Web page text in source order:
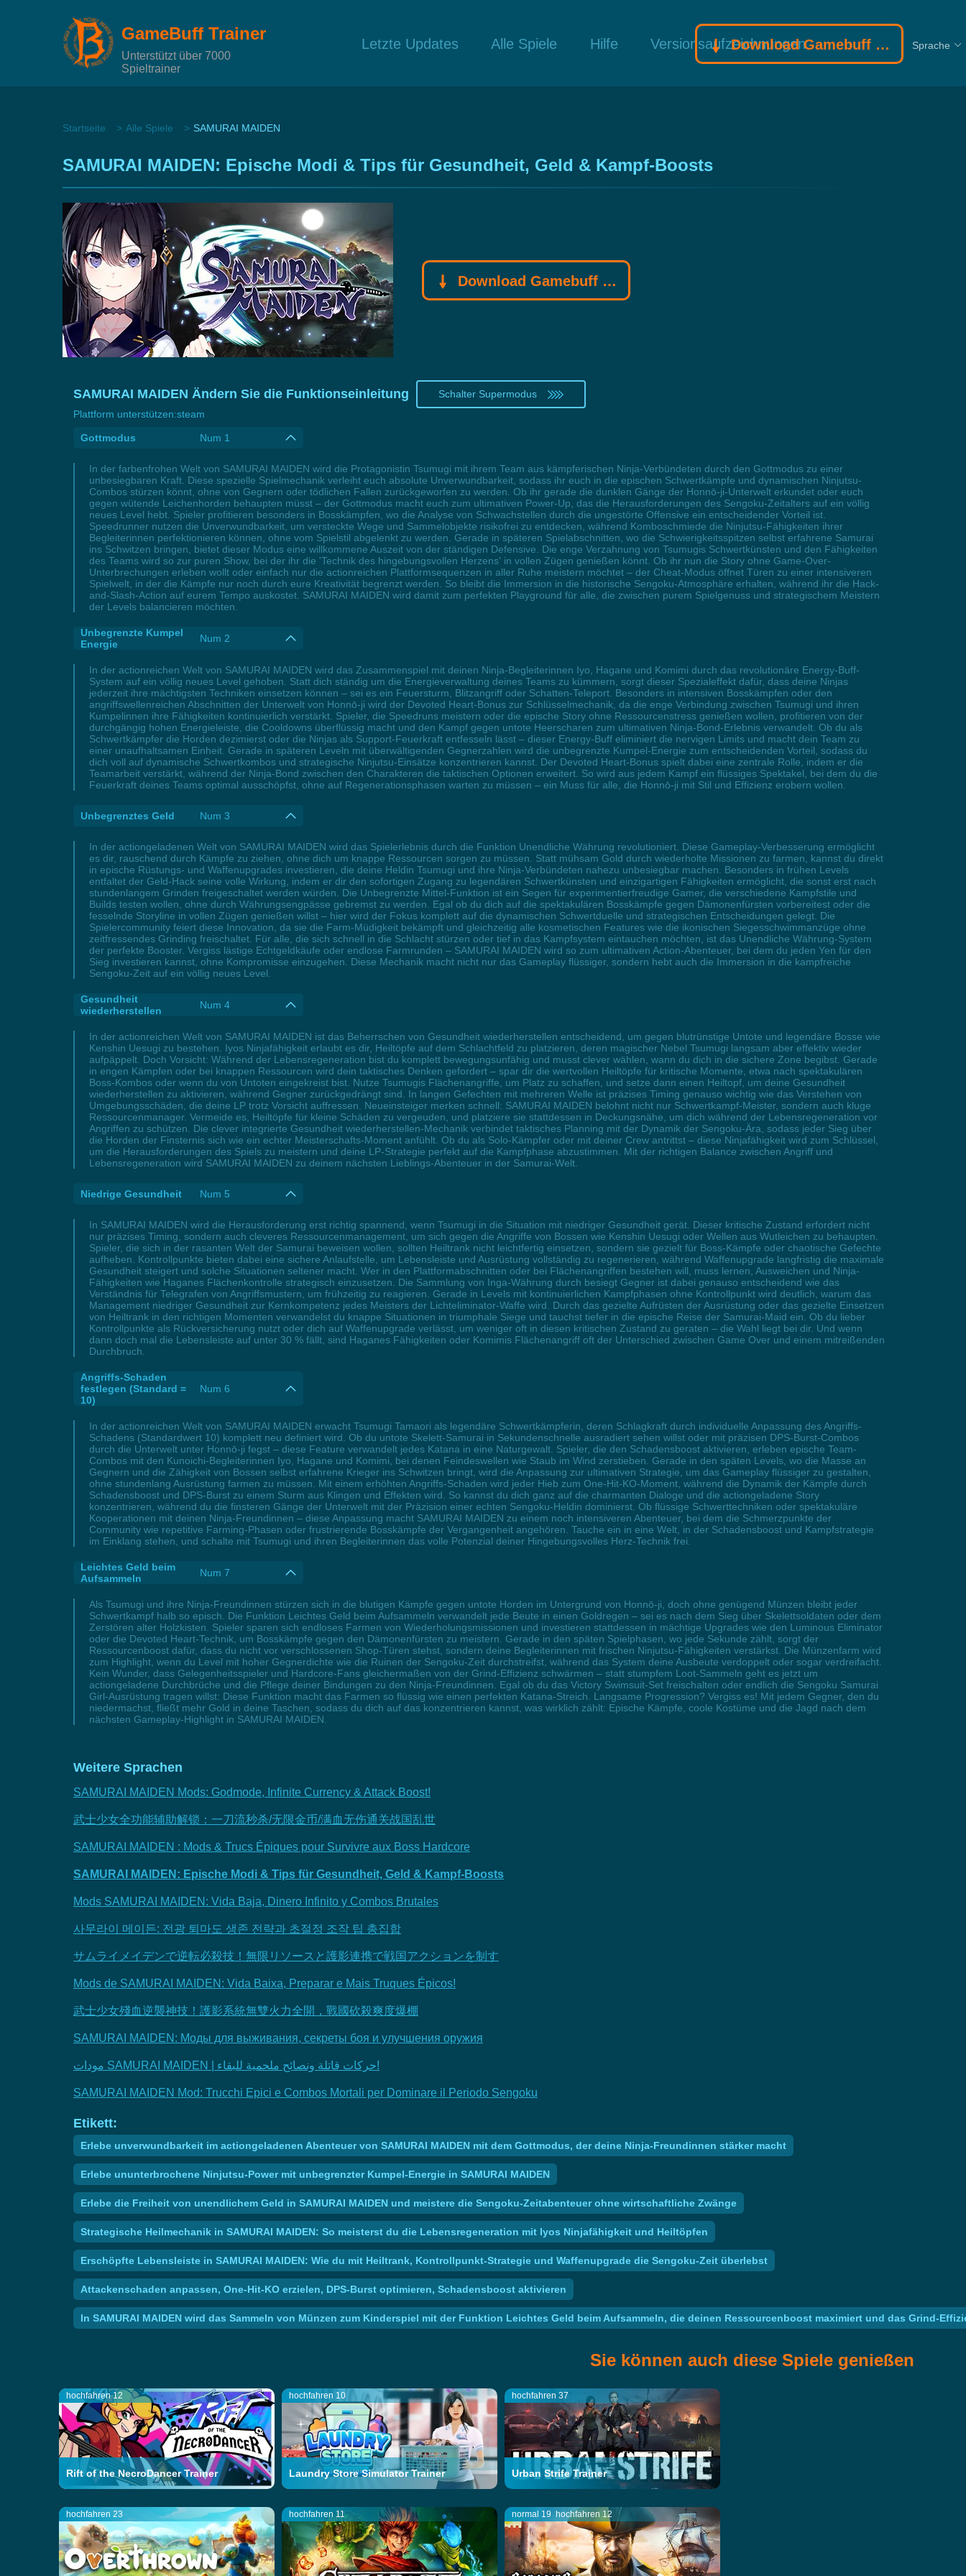
GameBuff Trainer
Unterstützt über 7000
Spieltrainer
Letzte Updates Alle Spiele Hilfe Versionsaufzeichnungen
Download Gamebuff Trainer Sprache
Startseite Alle Spiele SAMURAI MAIDEN
SAMURAI MAIDEN: Epische Modi & Tips für Gesundheit, Geld & Kampf-Boosts
Download Gamebuff Trainer
SAMURAI MAIDEN Ändern Sie die Funktionseinleitung
Schalter Supermodus
Plattform unterstützen:steam
Gottmodus Num 1
In der farbenfrohen Welt von SAMURAI MAIDEN wird die Protagonistin Tsumugi mit ihrem Team aus kämpferischen Ninja-Verbündeten durch den Gottmodus zu einer
unbesiegbaren Kraft. Diese spezielle Spielmechanik verleiht euch absolute Unverwundbarkeit, sodass ihr euch in die epischen Schwertkämpfe und dynamischen Ninjutsu-
Combos stürzen könnt, ohne von Gegnern oder tödlichen Fallen zurückgeworfen zu werden. Ob ihr gerade die dunklen Gänge der Honnō-ji-Unterwelt erkundet oder euch
gegen wütende Leichenhorden behaupten müsst – der Gottmodus macht euch zum ultimativen Power-Up, das die Herausforderungen des Sengoku-Zeitalters auf ein völlig
neues Level hebt. Spieler profitieren besonders in Bosskämpfen, wo die Analyse von Schwachstellen durch die ungestörte Offensive ein entscheidender Vorteil ist.
Speedrunner nutzen die Unverwundbarkeit, um versteckte Wege und Sammelobjekte risikofrei zu entdecken, während Komboschmiede die Ninjutsu-Fähigkeiten ihrer
Begleiterinnen perfektionieren können, ohne vom Spielstil abgelenkt zu werden. Gerade in späteren Spielabschnitten, wo die Schwierigkeitsspitzen selbst erfahrene Samurai
ins Schwitzen bringen, bietet dieser Modus eine willkommene Auszeit von der ständigen Defensive. Die enge Verzahnung von Tsumugis Schwertkünsten und den Fähigkeiten
des Teams wird so zur puren Show, bei der ihr die 'Technik des hingebungsvollen Herzens' in vollen Zügen genießen könnt. Ob ihr nun die Story ohne Game-Over-
Unterbrechungen erleben wollt oder einfach nur die actionreichen Plattformsequenzen in aller Ruhe meistern möchtet – der Cheat-Modus öffnet Türen zu einer intensiveren
Spielwelt, in der die Kämpfe nur noch durch eure Kreativität begrenzt werden. So bleibt die Immersion in die historische Sengoku-Atmosphäre erhalten, während ihr die Hack-
and-Slash-Action auf eurem Tempo auskostet. SAMURAI MAIDEN wird damit zum perfekten Playground für alle, die zwischen purem Spielgenuss und strategischem Meistern
der Levels balancieren möchten.
Unbegrenzte Kumpel
Energie
Num 2
In der actionreichen Welt von SAMURAI MAIDEN wird das Zusammenspiel mit deinen Ninja-Begleiterinnen Iyo, Hagane und Komimi durch das revolutionäre Energy-Buff-
System auf ein völlig neues Level gehoben. Statt dich ständig um die Energieverwaltung deines Teams zu kümmern, sorgt dieser Spezialeffekt dafür, dass deine Ninjas
jederzeit ihre mächtigsten Techniken einsetzen können – sei es ein Feuersturm, Blitzangriff oder Schatten-Teleport. Besonders in intensiven Bosskämpfen oder den
angriffswellenreichen Abschnitten der Unterwelt von Honnō-ji wird der Devoted Heart-Bonus zur Schlüsselmechanik, da die enge Verbindung zwischen Tsumugi und ihren
Kumpelinnen ihre Fähigkeiten kontinuierlich verstärkt. Spieler, die Speedruns meistern oder die epische Story ohne Ressourcenstress genießen wollen, profitieren von der
durchgängig hohen Energieleiste, die Cooldowns überflüssig macht und den Kampf gegen untote Heerscharen zum ultimativen Ninja-Bond-Erlebnis verwandelt. Ob du als
Schwertkämpfer die Horden dezimierst oder die Ninjas als Support-Feuerkraft entfesseln lässt – dieser Energy-Buff eliminiert die nervigen Limits und macht dein Team zu
einer unaufhaltsamen Einheit. Gerade in späteren Leveln mit überwältigenden Gegnerzahlen wird die unbegrenzte Kumpel-Energie zum entscheidenden Vorteil, sodass du
dich voll auf dynamische Schwertkombos und strategische Ninjutsu-Einsätze konzentrieren kannst. Der Devoted Heart-Bonus spielt dabei eine zentrale Rolle, indem er die
Teamarbeit verstärkt, während der Ninja-Bond zwischen den Charakteren die taktischen Optionen erweitert. So wird aus jedem Kampf ein flüssiges Spektakel, bei dem du die
Feuerkraft deines Teams optimal ausschöpfst, ohne auf Regenerationsphasen warten zu müssen – ein Muss für alle, die Honnō-ji mit Stil und Effizienz erobern wollen.
Unbegrenztes Geld Num 3
In der actiongeladenen Welt von SAMURAI MAIDEN wird das Spielerlebnis durch die Funktion Unendliche Währung revolutioniert. Diese Gameplay-Verbesserung ermöglicht
es dir, rauschend durch Kämpfe zu ziehen, ohne dich um knappe Ressourcen sorgen zu müssen. Statt mühsam Gold durch wiederholte Missionen zu farmen, kannst du direkt
in epische Rüstungs- und Waffenupgrades investieren, die deine Heldin Tsumugi und ihre Ninja-Verbündeten nahezu unbesiegbar machen. Besonders in frühen Levels
entfaltet der Geld-Hack seine volle Wirkung, indem er dir den sofortigen Zugang zu legendären Schwertkünsten und einzigartigen Fähigkeiten ermöglicht, die sonst erst nach
stundenlangem Grinden freigeschaltet werden würden. Die Unbegrenzte Mittel-Funktion ist ein Segen für experimentierfreudige Gamer, die verschiedene Kampfstile und
Builds testen wollen, ohne durch Währungsengpässe gebremst zu werden. Egal ob du dich auf die spektakulären Bosskämpfe gegen Dämonenfürsten vorbereitest oder die
fesselnde Storyline in vollen Zügen genießen willst – hier wird der Fokus komplett auf die dynamischen Schwertduelle und strategischen Entscheidungen gelegt. Die
Spielercommunity feiert diese Innovation, da sie die Farm-Müdigkeit bekämpft und gleichzeitig alle kosmetischen Features wie die ikonischen Siegesschwimmanzüge ohne
zeitfressendes Grinding freischaltet. Für alle, die sich schnell in die Schlacht stürzen oder tief in das Kampfsystem eintauchen möchten, ist das Unendliche Währung-System
der perfekte Booster. Vergiss lästige Echtgeldkäufe oder endlose Farmrunden – SAMURAI MAIDEN wird so zum ultimativen Action-Abenteuer, bei dem du jeden Yen für den
Sieg investieren kannst, ohne Kompromisse einzugehen. Diese Mechanik macht nicht nur das Gameplay flüssiger, sondern hebt auch die Immersion in die kampfreiche
Sengoku-Zeit auf ein völlig neues Level.
Gesundheit
wiederherstellen
Num 4
In der actionreichen Welt von SAMURAI MAIDEN ist das Beherrschen von Gesundheit wiederherstellen entscheidend, um gegen blutrünstige Untote und legendäre Bosse wie
Kenshin Uesugi zu bestehen. Iyos Ninjafähigkeit erlaubt es dir, Heiltöpfe auf dem Schlachtfeld zu platzieren, deren magischer Nebel Tsumugi langsam aber effektiv wieder
aufpäppelt. Doch Vorsicht: Während der Lebensregeneration bist du komplett bewegungsunfähig und musst clever wählen, wann du dich in die sichere Zone begibst. Gerade
in engen Kämpfen oder bei knappen Ressourcen wird dein taktisches Denken gefordert – spar dir die wertvollen Heiltöpfe für kritische Momente, etwa nach spektakulären
Boss-Kombos oder wenn du von Untoten eingekreist bist. Nutze Tsumugis Flächenangriffe, um Platz zu schaffen, und setze dann einen Heiltopf, um deine Gesundheit
wiederherstellen zu aktivieren, während Gegner zurückgedrängt sind. In langen Gefechten mit mehreren Welle ist präzises Timing genauso wichtig wie das Verstehen von
Umgebungsschäden, die deine LP trotz Vorsicht auffressen. Neueinsteiger merken schnell: SAMURAI MAIDEN belohnt nicht nur Schwertkampf-Meister, sondern auch kluge
Ressourcenmanager. Vermeide es, Heiltöpfe für kleine Schäden zu vergeuden, und platziere sie stattdessen in Deckungsnähe, um dich während der Lebensregeneration vor
Angriffen zu schützen. Die clever integrierte Gesundheit wiederherstellen-Mechanik verbindet taktisches Planning mit der Dynamik der Sengoku-Ära, sodass jeder Sieg über
die Horden der Finsternis sich wie ein echter Meisterschafts-Moment anfühlt. Ob du als Solo-Kämpfer oder mit deiner Crew antrittst – diese Ninjafähigkeit wird zum Schlüssel,
um die Herausforderungen des Spiels zu meistern und deine LP-Strategie perfekt auf die Kampfphase abzustimmen. Mit der richtigen Balance zwischen Angriff und
Lebensregeneration wird SAMURAI MAIDEN zu deinem nächsten Lieblings-Abenteuer in der Samurai-Welt.
Niedrige Gesundheit Num 5
In SAMURAI MAIDEN wird die Herausforderung erst richtig spannend, wenn Tsumugi in die Situation mit niedriger Gesundheit gerät. Dieser kritische Zustand erfordert nicht
nur präzises Timing, sondern auch cleveres Ressourcenmanagement, um sich gegen die Angriffe von Bossen wie Kenshin Uesugi oder Wellen aus Wutleichen zu behaupten.
Spieler, die sich in der rasanten Welt der Samurai beweisen wollen, sollten Heiltrank nicht leichtfertig einsetzen, sondern sie gezielt für Boss-Kämpfe oder chaotische Gefechte
aufheben. Kontrollpunkte bieten dabei eine sichere Anlaufstelle, um Lebensleiste und Ausrüstung vollständig zu regenerieren, während Waffenupgrade langfristig die maximale
Gesundheit steigert und solche Situationen seltener macht. Wer in den Plattformabschnitten oder bei Flächenangriffen bestehen will, muss lernen, Ausweichen und Ninja-
Fähigkeiten wie Haganes Flächenkontrolle strategisch einzusetzen. Die Sammlung von Inga-Währung durch besiegt Gegner ist dabei genauso entscheidend wie das
Verständnis für Telegrafen von Angriffsmustern, um frühzeitig zu reagieren. Gerade in Levels mit kontinuierlichen Kampfphasen ohne Kontrollpunkt wird deutlich, warum das
Management niedriger Gesundheit zur Kernkompetenz jedes Meisters der Lichteliminator-Waffe wird. Durch das gezielte Aufrüsten der Ausrüstung oder das gezielte Einsetzen
von Heiltrank in den richtigen Momenten verwandelst du knappe Situationen in triumphale Siege und tauchst tiefer in die epische Reise der Samurai-Maid ein. Ob du lieber
Kontrollpunkte als Rückversicherung nutzt oder dich auf Waffenupgrade verlässt, um weniger oft in diesen kritischen Zustand zu geraten – die Wahl liegt bei dir. Und wenn
dann doch mal die Lebensleiste auf unter 30 % fällt, sind Haganes Fähigkeiten oder Komimis Flächenangriff oft der Unterschied zwischen Game Over und einem mitreißenden
Durchbruch.
Angriffs-Schaden
festlegen (Standard =
10)
Num 6
In der actionreichen Welt von SAMURAI MAIDEN erwacht Tsumugi Tamaori als legendäre Schwertkämpferin, deren Schlagkraft durch individuelle Anpassung des Angriffs-
Schadens (Standardwert 10) komplett neu definiert wird. Ob du untote Skelett-Samurai in Sekundenschnelle ausradiert sehen willst oder mit präzisen DPS-Burst-Combos
durch die Unterwelt unter Honnō-ji fegst – diese Feature verwandelt jedes Katana in eine Naturgewalt. Spieler, die den Schadensboost aktivieren, erleben epische Team-
Combos mit den Kunoichi-Begleiterinnen Iyo, Hagane und Komimi, bei denen Feindeswellen wie Staub im Wind zerstieben. Gerade in den späten Levels, wo die Masse an
Gegnern und die Zähigkeit von Bossen selbst erfahrene Krieger ins Schwitzen bringt, wird die Anpassung zur ultimativen Strategie, um das Gameplay flüssiger zu gestalten,
ohne stundenlang Ausrüstung farmen zu müssen. Mit einem erhöhten Angriffs-Schaden wird jeder Hieb zum One-Hit-KO-Moment, während die Dynamik der Kämpfe durch
Schadensboost und DPS-Burst zu einem Sturm aus Klingen und Effekten wird. So kannst du dich ganz auf die charmanten Dialoge und die actiongeladene Story
konzentrieren, während du die finsteren Gänge der Unterwelt mit der Präzision einer echten Sengoku-Heldin dominierst. Ob flüssige Schwerttechniken oder spektakuläre
Kooperationen mit deinen Ninja-Freundinnen – diese Anpassung macht SAMURAI MAIDEN zu einem noch intensiveren Abenteuer, bei dem die Schmerzpunkte der
Community wie repetitive Farming-Phasen oder frustrierende Bosskämpfe der Vergangenheit angehören. Tauche ein in eine Welt, in der Schadensboost und Kampfstrategie
im Einklang stehen, und schalte mit Tsumugi und ihren Begleiterinnen das volle Potenzial deiner Hingebungsvolles Herz-Technik frei.
Leichtes Geld beim
Aufsammeln
Num 7
Als Tsumugi und ihre Ninja-Freundinnen stürzen sich in die blutigen Kämpfe gegen untote Horden im Untergrund von Honnō-ji, doch ohne genügend Münzen bleibt jeder
Schwertkampf halb so episch. Die Funktion Leichtes Geld beim Aufsammeln verwandelt jede Beute in einen Goldregen – sei es nach dem Sieg über Skelettsoldaten oder dem
Zerstören alter Holzkisten. Spieler sparen sich endloses Farmen von Wiederholungsmissionen und investieren stattdessen in mächtige Upgrades wie den Luminous Eliminator
oder die Devoted Heart-Technik, um Bosskämpfe gegen den Dämonenfürsten zu meistern. Gerade in den späten Spielphasen, wo jede Sekunde zählt, sorgt der
Ressourcenboost dafür, dass du nicht vor verschlossenen Shop-Türen stehst, sondern deine Begleiterinnen mit frischen Ninjutsu-Fähigkeiten verstärkst. Die Münzenfarm wird
zum Highlight, wenn du Level mit hoher Gegnerdichte wie die Ruinen der Sengoku-Zeit durchstreifst, während das System deine Ausbeute verdoppelt oder sogar verdreifacht.
Kein Wunder, dass Gelegenheitsspieler und Hardcore-Fans gleichermaßen von der Grind-Effizienz schwärmen – statt stumpfem Loot-Sammeln geht es jetzt um
actiongeladene Durchbrüche und die Pflege deiner Bindungen zu den Ninja-Freundinnen. Egal ob du das Victory Swimsuit-Set freischalten oder endlich die Sengoku Samurai
Girl-Ausrüstung tragen willst: Diese Funktion macht das Farmen so flüssig wie einen perfekten Katana-Streich. Langsame Progression? Vergiss es! Mit jedem Gegner, den du
niedermachst, fließt mehr Gold in deine Taschen, sodass du dich auf das konzentrieren kannst, was wirklich zählt: Epische Kämpfe, coole Kostüme und die Jagd nach dem
nächsten Gameplay-Highlight in SAMURAI MAIDEN.
Weitere Sprachen
SAMURAI MAIDEN Mods: Godmode, Infinite Currency & Attack Boost!
武士少女全功能辅助解锁：一刀流秒杀/无限金币/满血无伤通关战国乱世
SAMURAI MAIDEN : Mods & Trucs Épiques pour Survivre aux Boss Hardcore
SAMURAI MAIDEN: Epische Modi & Tips für Gesundheit, Geld & Kampf-Boosts
Mods SAMURAI MAIDEN: Vida Baja, Dinero Infinito y Combos Brutales
사무라이 메이든: 전광 퇴마도 생존 전략과 초절정 조작 팁 총집합
サムライメイデンで逆転必殺技！無限リソースと護影連携で戦国アクションを制す
Mods de SAMURAI MAIDEN: Vida Baixa, Preparar e Mais Truques Épicos!
武士少女殘血逆襲神技！護影系統無雙火力全開，戰國砍殺爽度爆棚
SAMURAI MAIDEN: Моды для выживания, секреты боя и улучшения оружия
مودات SAMURAI MAIDEN | حركات قاتلة ونصائح ملحمية للبقاء!
SAMURAI MAIDEN Mod: Trucchi Epici e Combos Mortali per Dominare il Periodo Sengoku
Etikett:
Erlebe unverwundbarkeit im actiongeladenen Abenteuer von SAMURAI MAIDEN mit dem Gottmodus, der deine Ninja-Freundinnen stärker macht
Erlebe ununterbrochene Ninjutsu-Power mit unbegrenzter Kumpel-Energie in SAMURAI MAIDEN
Erlebe die Freiheit von unendlichem Geld in SAMURAI MAIDEN und meistere die Sengoku-Zeitabenteuer ohne wirtschaftliche Zwänge
Strategische Heilmechanik in SAMURAI MAIDEN: So meisterst du die Lebensregeneration mit Iyos Ninjafähigkeit und Heiltöpfen
Erschöpfte Lebensleiste in SAMURAI MAIDEN: Wie du mit Heiltrank, Kontrollpunkt-Strategie und Waffenupgrade die Sengoku-Zeit überlebst
Attackenschaden anpassen, One-Hit-KO erzielen, DPS-Burst optimieren, Schadensboost aktivieren
In SAMURAI MAIDEN wird das Sammeln von Münzen zum Kinderspiel mit der Funktion Leichtes Geld beim Aufsammeln, die deinen Ressourcenboost maximiert und das Grind-
Sie können auch diese Spiele genießen
hochfahren 12
Rift of the NecroDancer Trainer
hochfahren 10
Laundry Store Simulator Trainer
hochfahren 37
Urban Strife Trainer
hochfahren 23 hochfahren 11 normal 19 hochfahren 12